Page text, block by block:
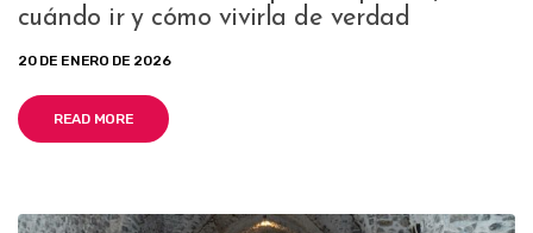
cuándo ir y cómo vivirla de verdad
20 DE ENERO DE 2026
READ MORE